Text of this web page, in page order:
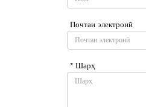
Почтаи электронӣ
* Шарҳ